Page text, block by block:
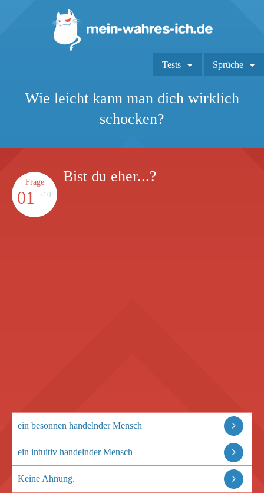
Tests Sprüche
Wie leicht kann man dich wirklich
schocken?
Frage
01 /10
Bist du eher...?
ein besonnen handelnder Mensch
ein intuitiv handelnder Mensch
Keine Ahnung.